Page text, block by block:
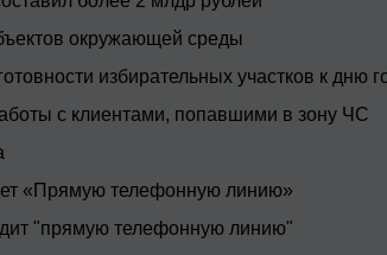
окружающей среды
избирательных участков к дню
с клиентами, попавшими в зону ЧС
«Прямую телефонную линию»
"прямую телефонную линию"